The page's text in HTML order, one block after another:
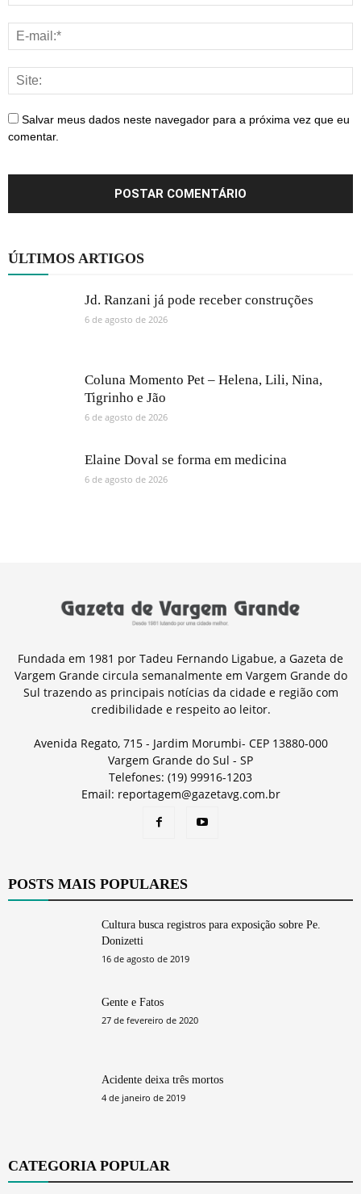
Salvar meus dados neste navegador para a próxima vez que eu
comentar.
ÚLTIMOS ARTIGOS
Jd. Ranzani já pode receber construções
6 de agosto de 2026
Coluna Momento Pet – Helena, Lili, Nina,
Tigrinho e Jão
6 de agosto de 2026
Elaine Doval se forma em medicina
6 de agosto de 2026
Fundada em 1981 por Tadeu Fernando Ligabue, a Gazeta de
Vargem Grande circula semanalmente em Vargem Grande do
Sul trazendo as principais notícias da cidade e região com
credibilidade e respeito ao leitor.
Avenida Regato, 715 - Jardim Morumbi- CEP 13880-000
Vargem Grande do Sul - SP
Telefones: (19) 99916-1203
Email: reportagem@gazetavg.com.br
POSTS MAIS POPULARES
Cultura busca registros para exposição sobre Pe.
Donizetti
16 de agosto de 2019
Gente e Fatos
27 de fevereiro de 2020
Acidente deixa três mortos
4 de janeiro de 2019
CATEGORIA POPULAR